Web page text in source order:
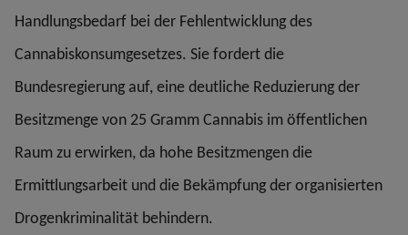
Handlungsbedarf bei der Fehlentwicklung des
Cannabiskonsumgesetzes. Sie fordert die
Bundesregierung auf, eine deutliche Reduzierung der
Besitzmenge von 25 Gramm Cannabis im öffentlichen
Raum zu erwirken, da hohe Besitzmengen die
Ermittlungsarbeit und die Bekämpfung der organisierten
Drogenkriminalität behindern.